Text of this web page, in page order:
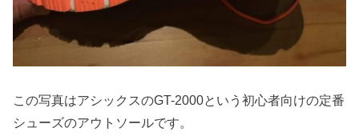
この写真はアシックスのGT-2000という初心者向けの定番
シューズのアウトソールです。